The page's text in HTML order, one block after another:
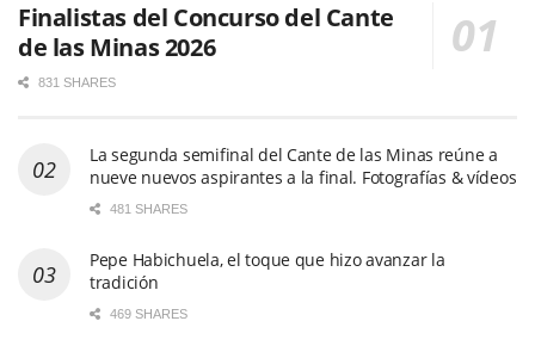
Finalistas del Concurso del Cante
de las Minas 2026
831 SHARES
La segunda semifinal del Cante de las Minas reúne a
nueve nuevos aspirantes a la final. Fotografías & vídeos
481 SHARES
Pepe Habichuela, el toque que hizo avanzar la
tradición
469 SHARES